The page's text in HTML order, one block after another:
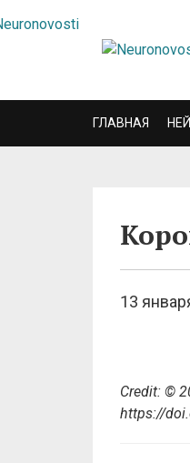
ГЛАВНАЯ
13
Credit: ©
https://